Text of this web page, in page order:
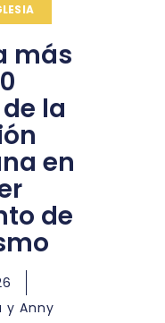
más
la
en
de
y Anny